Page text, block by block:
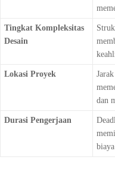
Tingkat Kompleksitas
Desain
Lokasi Proyek
dan
Durasi Pengerjaan